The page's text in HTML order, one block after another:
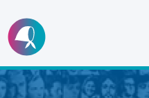
Ir
al
contenido